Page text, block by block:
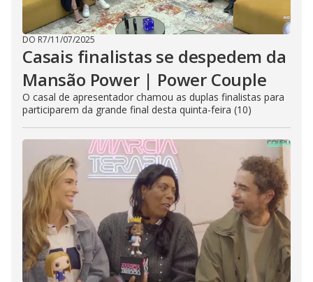
DO R7/11/07/2025
Casais finalistas se despedem da
Mansão Power | Power Couple
O casal de apresentador chamou as duplas finalistas para
participarem da grande final desta quinta-feira (10)